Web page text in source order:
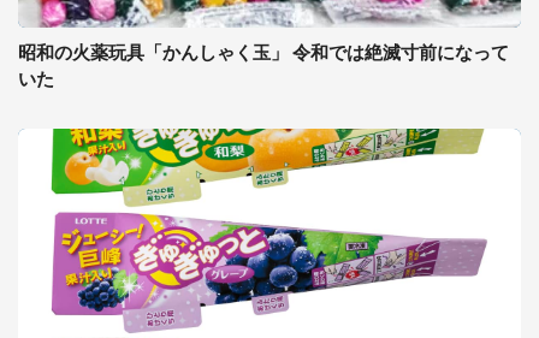
昭和の火薬玩具「かんしゃく玉」 令和では絶滅寸前になって
いた